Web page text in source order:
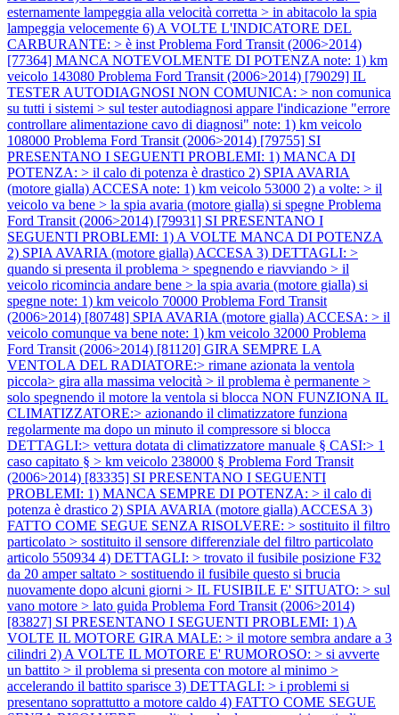
esternamente lampeggia alla velocità corretta > in abitacolo la spia
lampeggia velocemente 6) A VOLTE L'INDICATORE DEL
CARBURANTE: > è inst Problema Ford Transit (2006>2014)
[77364] MANCA NOTEVOLMENTE DI POTENZA note: 1) km
veicolo 143080 Problema Ford Transit (2006>2014) [79029] IL
TESTER AUTODIAGNOSI NON COMUNICA: > non comunica
su tutti i sistemi > sul tester autodiagnosi appare l'indicazione "errore
controllare alimentazione cavo di diagnosi" note: 1) km veicolo
108000 Problema Ford Transit (2006>2014) [79755] SI
PRESENTANO I SEGUENTI PROBLEMI: 1) MANCA DI
POTENZA: > il calo di potenza è drastico 2) SPIA AVARIA
(motore gialla) ACCESA note: 1) km veicolo 53000 2) a volte: > il
veicolo va bene > la spia avaria (motore gialla) si spegne Problema
Ford Transit (2006>2014) [79931] SI PRESENTANO I
SEGUENTI PROBLEMI: 1) A VOLTE MANCA DI POTENZA
2) SPIA AVARIA (motore gialla) ACCESA 3) DETTAGLI: >
quando si presenta il problema > spegnendo e riavviando > il
veicolo ricomincia andare bene > la spia avaria (motore gialla) si
spegne note: 1) km veicolo 70000 Problema Ford Transit
(2006>2014) [80748] SPIA AVARIA (motore gialla) ACCESA: > il
veicolo comunque va bene note: 1) km veicolo 32000 Problema
Ford Transit (2006>2014) [81120] GIRA SEMPRE LA
VENTOLA DEL RADIATORE:> rimane azionata la ventola
piccola> gira alla massima velocità > il problema è permanente >
solo spegnendo il motore la ventola si blocca NON FUNZIONA IL
CLIMATIZZATORE:> azionando il climatizzatore funziona
regolarmente ma dopo un minuto il compressore si blocca
DETTAGLI:> vettura dotata di climatizzatore manuale § CASI:> 1
caso capitato § > km veicolo 238000 § Problema Ford Transit
(2006>2014) [83335] SI PRESENTANO I SEGUENTI
PROBLEMI: 1) MANCA SEMPRE DI POTENZA: > il calo di
potenza è drastico 2) SPIA AVARIA (motore gialla) ACCESA 3)
FATTO COME SEGUE SENZA RISOLVERE: > sostituito il filtro
particolato > sostituito il sensore differenziale del filtro particolato
articolo 550934 4) DETTAGLI: > trovato il fusibile posizione F32
da 20 amper saltato > sostituendo il fusibile questo si brucia
nuovamente dopo alcuni giorni > IL FUSIBILE E' SITUATO: > sul
vano motore > lato guida Problema Ford Transit (2006>2014)
[83827] SI PRESENTANO I SEGUENTI PROBLEMI: 1) A
VOLTE IL MOTORE GIRA MALE: > il motore sembra andare a 3
cilindri 2) A VOLTE IL MOTORE E' RUMOROSO: > si avverte
un battito > il problema si presenta con motore al minimo >
accelerando il battito sparisce 3) DETTAGLI: > i problemi si
presentano soprattutto a motore caldo 4) FATTO COME SEGUE